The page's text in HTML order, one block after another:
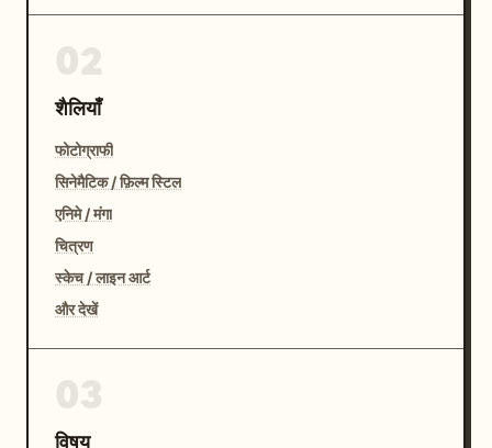
शैलियाँ
फोटोग्राफी
सिनेमैटिक / फ़िल्म स्टिल
एनिमे / मंगा
चित्रण
स्केच / लाइन आर्ट
और देखें
विषय